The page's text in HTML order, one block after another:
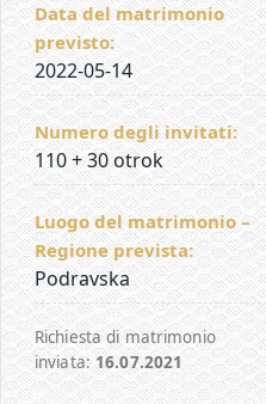
Data del matrimonio
previsto:
2022-05-14
Numero degli invitati:
110 + 30 otrok
Luogo del matrimonio –
Regione prevista:
Podravska
Richiesta di matrimonio
inviata:16.07.2021